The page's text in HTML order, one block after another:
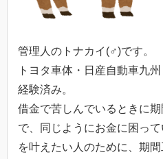
管理人のトナカイ(♂)です。
トヨタ車体・日産自動車九
経験済み。
借金で苦しんでいるときに
で、同じようにお金に困っ
を叶えたい人のために、期